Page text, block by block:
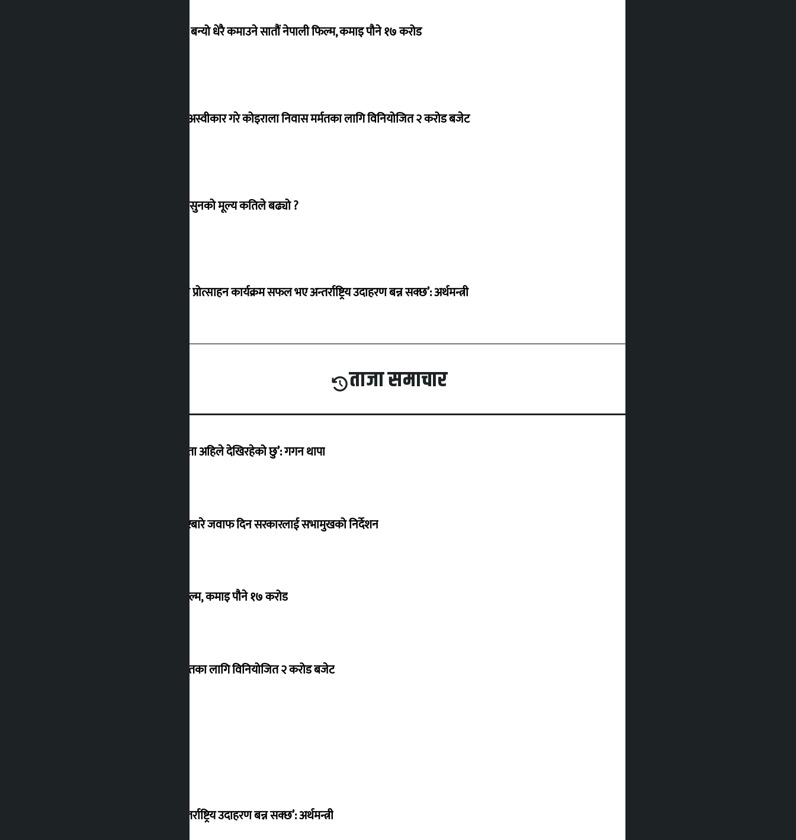
‘गौंथली’ बन्यो धेरै कमाउने सातौं नेपाली फिल्म, कमाइ पौने १७ करोड
शेखरले अस्वीकार गरे कोइराला निवास मर्मतका लागि विनियोजित २ करोड बजेट
शुक्रबार सुनको मूल्य कतिले बढ्यो ?
‘करदाता प्रोत्साहन कार्यक्रम सफल भए अन्तर्राष्ट्रिय उदाहरण बन्न सक्छ’: अर्थमन्त्री
ताजा समाचार
‘देशमा कहिल्यै नभएको शासकीय अराजकता अहिले देखिरहेको छु’: गगन थापा
सांसद यादवले उठाएको ढल्केबर ट्रमा सेन्टरबारे जवाफ दिन सरकारलाई सभामुखको निर्देशन
‘गौंथली’ बन्यो धेरै कमाउने सातौं नेपाली फिल्म, कमाइ पौने १७ करोड
शेखरले अस्वीकार गरे कोइराला निवास मर्मतका लागि विनियोजित २ करोड बजेट
‘करदाता प्रोत्साहन कार्यक्रम सफल भए अन्तर्राष्ट्रिय उदाहरण बन्न सक्छ’: अर्थमन्त्री